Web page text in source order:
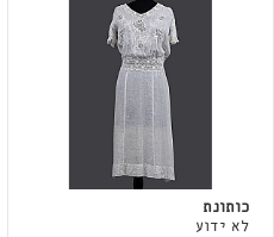
כותונת
לא ידוע